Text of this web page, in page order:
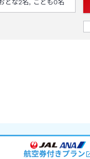
航空券付きプラン